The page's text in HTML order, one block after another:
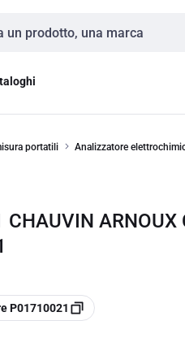
portatili Analizzatore
ARNOUX
P01710021